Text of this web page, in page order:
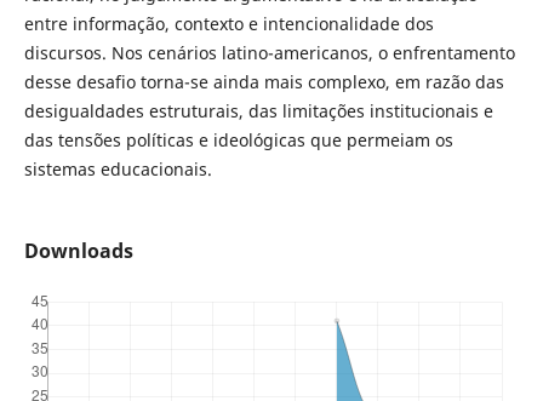
entre informação, contexto e intencionalidade dos
discursos. Nos cenários latino-americanos, o enfrentamento
desse desafio torna-se ainda mais complexo, em razão das
desigualdades estruturais, das limitações institucionais e
das tensões políticas e ideológicas que permeiam os
sistemas educacionais.
Downloads